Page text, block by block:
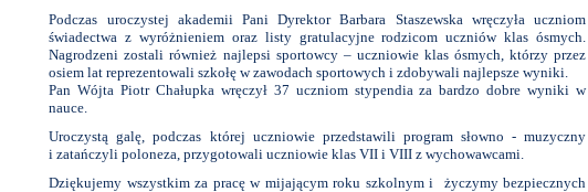
Podczas uroczystej akademii Pani Dyrektor Barbara Staszewska wręczyła uczniom
świadectwa z wyróżnieniem oraz listy gratulacyjne rodzicom uczniów klas ósmych.
Nagrodzeni zostali również najlepsi sportowcy – uczniowie klas ósmych, którzy przez
osiem lat reprezentowali szkołę w zawodach sportowych i zdobywali najlepsze wyniki.
Pan Wójta Piotr Chałupka wręczył 37 uczniom stypendia za bardzo dobre wyniki w
nauce.
Uroczystą galę, podczas której uczniowie przedstawili program słowno - muzyczny
i zatańczyli poloneza, przygotowali uczniowie klas VII i VIII z wychowawcami.
Dziękujemy wszystkim za pracę w mijającym roku szkolnym i życzymy bezpiecznych